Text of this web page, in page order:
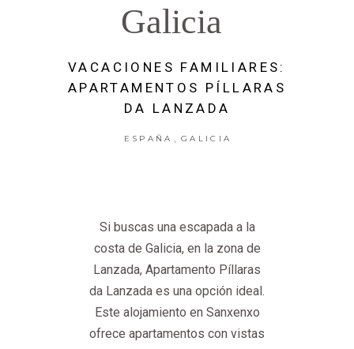
Galicia
VACACIONES FAMILIARES:
APARTAMENTOS PÍLLARAS
DA LANZADA
ESPAÑA GALICIA
Si buscas una escapada a la
costa de Galicia, en la zona de
Lanzada, Apartamento Píllaras
da Lanzada es una opción ideal.
Este alojamiento en Sanxenxo
ofrece apartamentos con vistas